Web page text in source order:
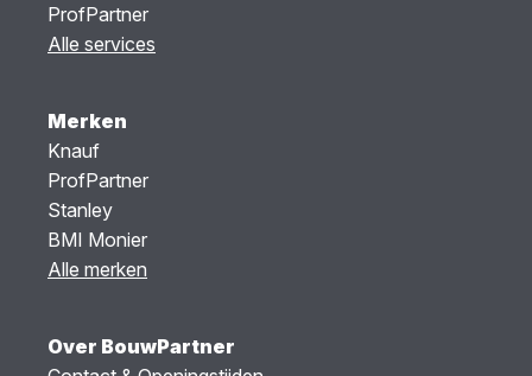
ProfPartner
Alle services
Merken
Knauf
ProfPartner
Stanley
BMI Monier
Alle merken
Over BouwPartner